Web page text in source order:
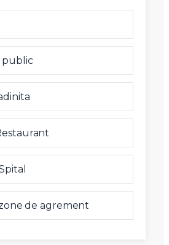
public
de agrement